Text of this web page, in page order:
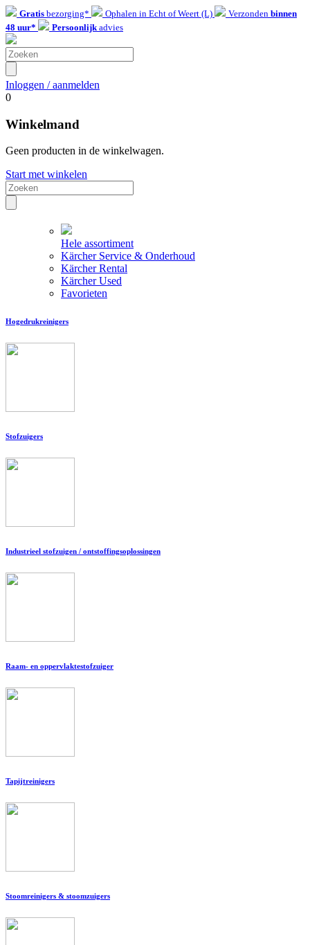
Gratis bezorging* Ophalen in Echt of Weert (L) Verzonden binnen
48 uur*
Persoonlijkadvies
Inloggen / aanmelden
0
Winkelmand
Geen producten in de winkelwagen.
Start met winkelen
Hele assortiment
Kärcher Service & Onderhoud
Kärcher Rental
Kärcher Used
Favorieten
Hogedrukreinigers
Stofzuigers
Industrieel stofzuigen / ontstoffingsoplossingen
Raam- en oppervlaktestofzuiger
Tapijtreinigers
Stoomreinigers & stoomzuigers